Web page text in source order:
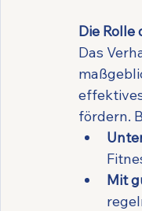
Die Rolle
Das
fördern.
Mit